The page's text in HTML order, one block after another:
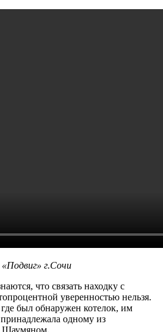
г.Сочи
что связать находку с
уверенностью нельзя.
был обнаружен котелок, им
одному из